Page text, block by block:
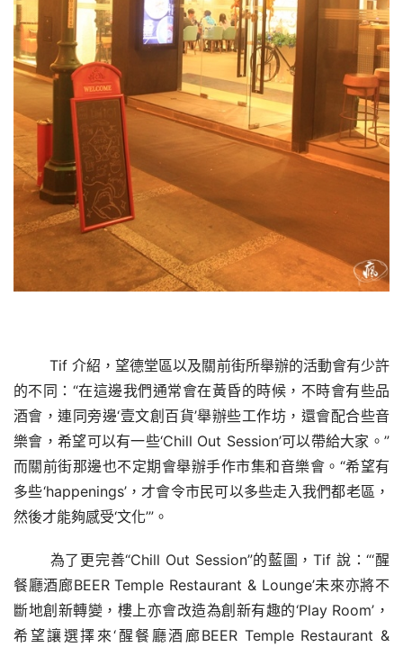
Tif 介紹，望德堂區以及關前街所舉辦的活動會有少許
的不同：“在這邊我們通常會在黃昏的時候，不時會有些品
酒會，連同旁邊‘壹文創百貨’舉辦些工作坊，還會配合些音
樂會，希望可以有一些‘Chill Out Session’可以帶給大家。”
而關前街那邊也不定期會舉辦手作市集和音樂會。“希望有
多些‘happenings’，才會令市民可以多些走入我們都老區，
然後才能夠感受‘文化’”。
為了更完善“Chill Out Session”的藍圖，Tif 說 ：“‘醒
餐廳酒廊BEER Temple Restaurant & Lounge’未來亦將不
斷地創新轉變，樓上亦會改造為創新有趣的‘Play Room’，
希望讓選擇來‘醒餐廳酒廊BEER Temple Restaurant &